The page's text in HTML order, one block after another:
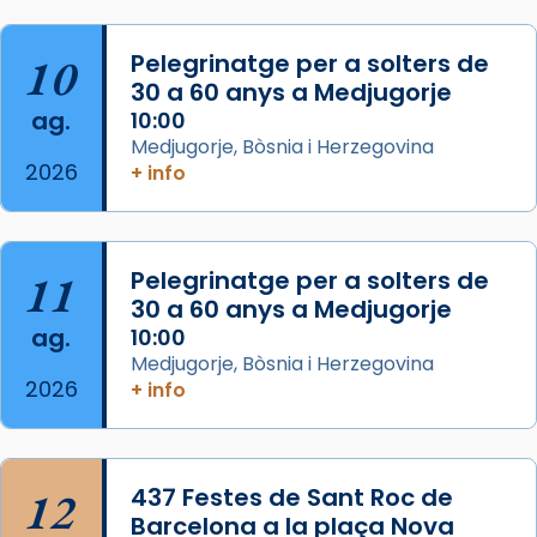
Aquest dilluns, 27 de juliol, ha tingut lloc la
missa d’acció de gràcies en agraïment al
comitè organitzador de la visita apostòlica
del Sant Pare Lleó XIV a Barcelona, i als
col·laboradors, a la Catedral de Barcelona.
L’arquebisbe de Barcelona, el cardenal Joan
Josep Omella, ha presidit la missa i l’ha
concelebrat el bisbe auxiliar de Barcelona,
Mons. David Abadías.
📸 Dr. G. Simón
Photo
View on Facebook · Share
Arquebisbat de Barcelona
2 weeks ago
10
ag.
2026
Pelegrinatge per a solters de
30 a 60 anys a Medjugorje
10:00
Medjugorje, Bòsnia i Herzegovina
+ info
11
ag.
2026
Pelegrinatge per a solters de
30 a 60 anys a Medjugorje
10:00
Medjugorje, Bòsnia i Herzegovina
+ info
12
437 Festes de Sant Roc de
Barcelona a la plaça Nova